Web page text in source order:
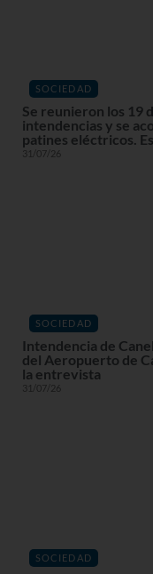
SOCIEDAD
Se reunieron los 19
intendencias y se
patines eléctricos.
31/07/26
SOCIEDAD
Intendencia de
del Aeropuerto de
la entrevista
31/07/26
SOCIEDAD